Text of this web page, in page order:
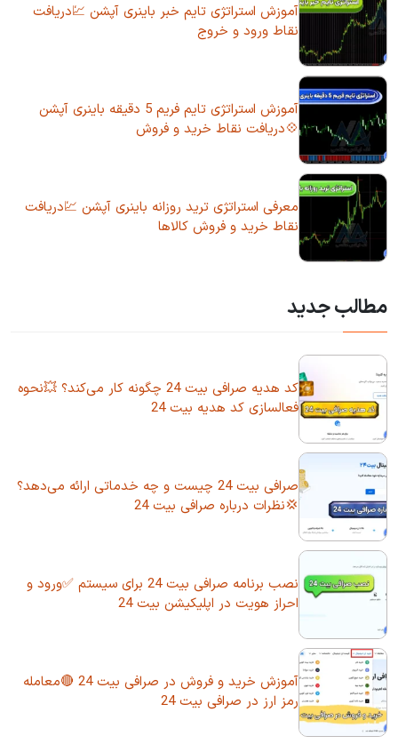
آموزش استراتژی تایم خبر باینری آپشن 💹دریافت
نقاط ورود و خروج
آموزش استراتژی تایم فریم 5 دقیقه باینری آپشن
💠دریافت نقاط خرید و فروش
معرفی استراتژی ترید روزانه باینری آپشن 💹دریافت
نقاط خرید و فروش کالاها
مطالب جدید
کد هدیه صرافی بیت 24 چگونه کار می‌کند؟ 💥نحوه
فعالسازی کد هدیه بیت 24
صرافی بیت 24 چیست و چه خدماتی ارائه می‌دهد؟
💢نظرات درباره صرافی بیت 24
نصب برنامه صرافی بیت 24 برای سیستم ✅ورود و
احراز هویت در اپلیکیشن بیت 24
آموزش خرید و فروش در صرافی بیت 24 🔴معامله
رمز ارز در صرافی بیت 24